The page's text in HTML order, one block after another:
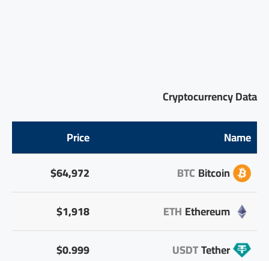
Cryptocurrency Data
Name
Price
Bitcoin
BTC
$64,972
Ethereum
ETH
$1,918
Tether
USDT
$0.999